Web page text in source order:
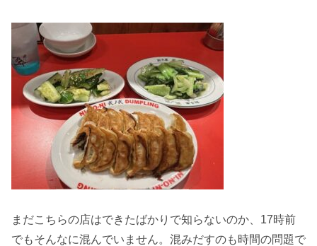
まだこちらの店はできたばかりで知らないのか、17時前
でもそんなに混んでいません。混みだすのも時間の問題で